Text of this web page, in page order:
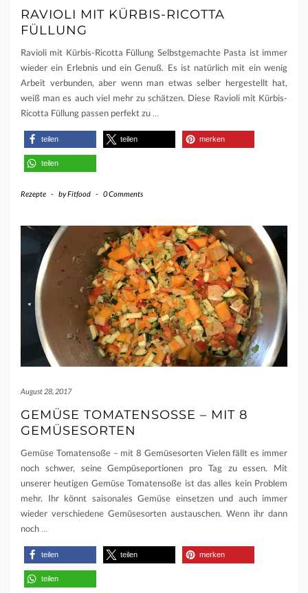
RAVIOLI MIT KÜRBIS-RICOTTA
FÜLLUNG
Ravioli mit Kürbis-Ricotta Füllung Selbstgemachte Pasta ist immer
wieder ein Erlebnis und ein Genuß. Es ist natürlich mit ein wenig
Arbeit verbunden, aber wenn man etwas selber hergestellt hat,
weiß man es auch viel mehr zu schätzen. Diese Ravioli mit Kürbis-
Ricotta Füllung passen perfekt zu…
teilen teilen merken
teilen
Rezepte - byFitfood - 0 Comments
August 28, 2017
GEMÜSE TOMATENSOSSE – MIT 8 G
EMÜSESORTEN
Gemüse Tomatensoße – mit 8 Gemüsesorten Vielen fällt es immer
noch schwer, seine Gempüseportionen pro Tag zu essen. Mit
unserer heutigen Gemüse Tomatensoße ist das alles kein Problem
mehr. Ihr könnt saisonales Gemüse einsetzen und auch immer
wieder verschiedene Gemüsesorten austauschen. Wenn ihr dann
noch
teilen teilen merken
teilen